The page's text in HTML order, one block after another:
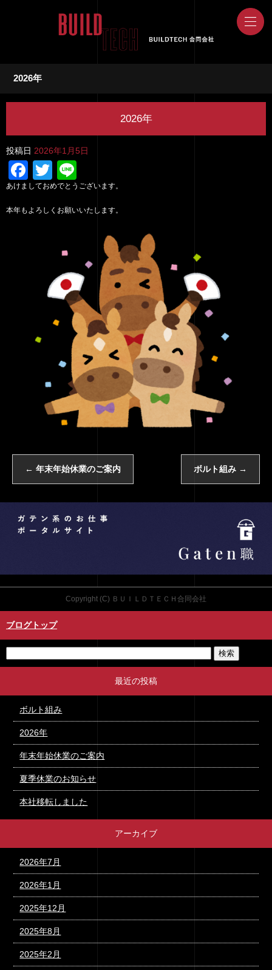
2026年
2026年
投稿日 2026年1月5日
Facebook
Twitter
あけましておめでとうございます。
本年もよろしくお願いいたします。
← 年末年始休業のご案内 ボルト組み →
Copyright (C) ＢＵＩＬＤＴＥＣＨ合同会社
ブログトップ
最近の投稿
ボルト組み
2026年
年末年始休業のご案内
夏季休業のお知らせ
本社移転しました
アーカイブ
2026年7月
2026年1月
2025年12月
2025年8月
2025年2月